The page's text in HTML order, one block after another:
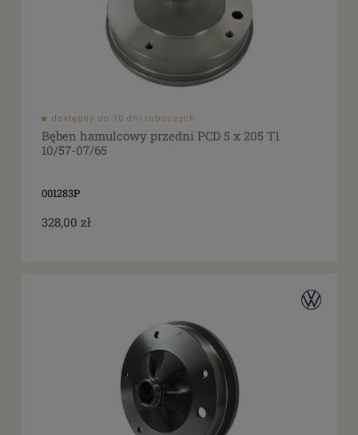
dostępny do 10 dni roboczych
Bęben hamulcowy przedni PCD 5 x 205 T1
10/57-07/65
001283P
328,00 zł